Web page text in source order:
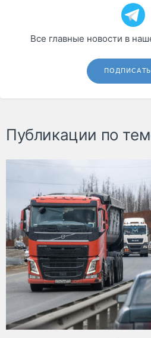
Все главные новости в
Публикации по